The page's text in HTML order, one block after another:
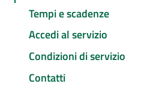
Tempi e scadenze
Accedi al servizio
Condizioni di servizio
Contatti